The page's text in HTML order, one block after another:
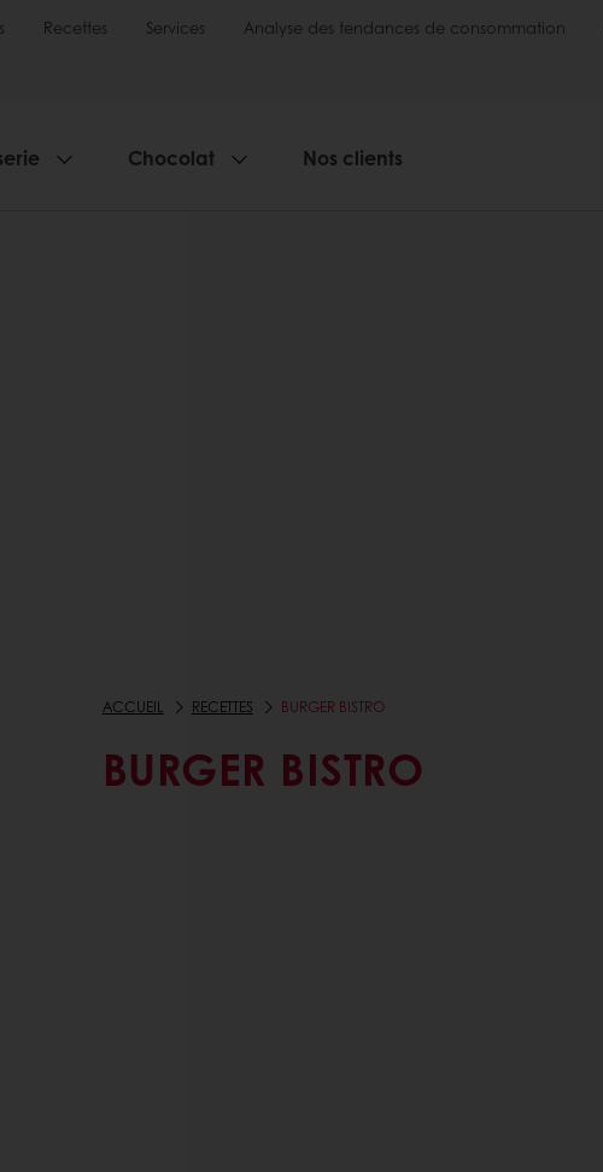
Recettes Services Analyse des tendances de consommation
Chocolat Nos clients
ACCUEIL RECETTES BURGER BISTRO
BURGER BISTRO